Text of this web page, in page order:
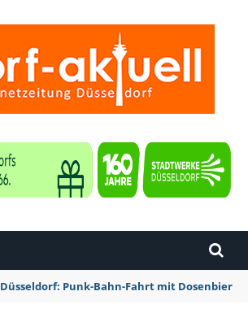
Düsseldorf: Punk-Bahn-Fahrt mit Dosenbier